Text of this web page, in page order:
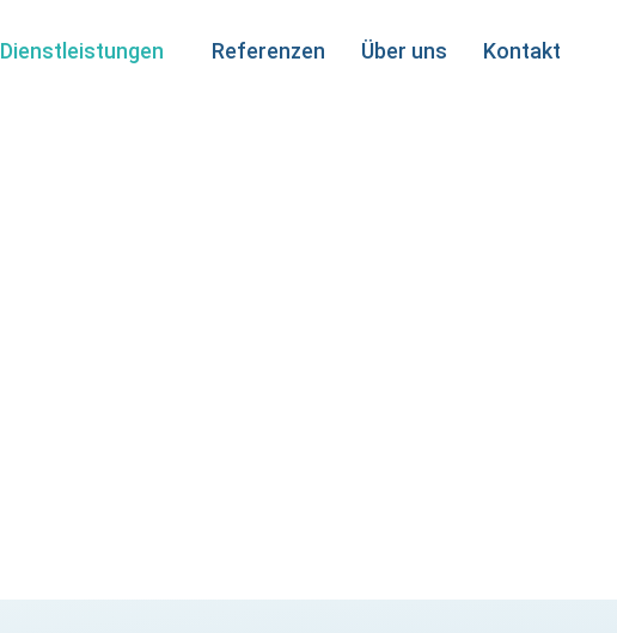
Dienstleistungen Referenzen Über uns Kontakt